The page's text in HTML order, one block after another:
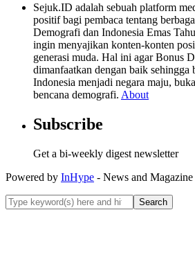
Sejuk.ID adalah sebuah platform
positif bagi pembaca tentang
Demografi dan Indonesia Emas
ingin menyajikan konten-konten
generasi muda. Hal ini agar Bonus
dimanfaatkan dengan baik sehingga
Indonesia menjadi negara maju,
bencana demografi. About
Subscribe
Get a bi-weekly digest newsletter
Powered by InHype - News and